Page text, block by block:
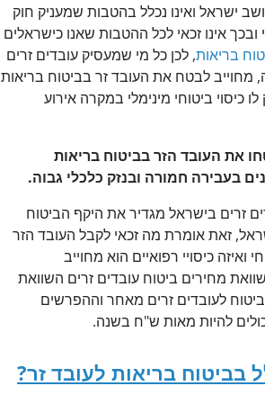
ישראל ואינו נכלל בהטבות שמעניק חוק
אינו זכאי לכל ההטבות שאנו כישראלים
בריאות, לכן כל מי שמעסיק עובדים זרים
לבטח את העובד זר בביטוח בריאות
כיסוי ביטוחי מינימלי במקרה אירוע
את העובד הזר בביטוח בריאות
בעבירה חמורה ובנזק כלכלי גבוה.
זרים בישראל מגדיר את היקף הביטוח
זאת אומרת מה זכאי לקבל העובד הזר
כיסויי רפואיים הוא מחוייב
מחירים ביטוח עובדים זרים השוואת
לעובדים זרים מאחר וההפרשים
להיות מאות ש"ח בשנה.
בביטוח בריאות לעובד זר?